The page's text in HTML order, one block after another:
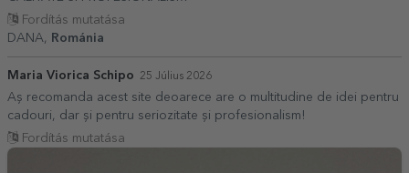
Fordítás mutatása
DANA,
Románia
Maria Viorica Schipo 25 Július 2026
Aș recomanda acest site deoarece are o multitudine de idei pentru
cadouri, dar și pentru seriozitate și profesionalism!
Fordítás mutatása